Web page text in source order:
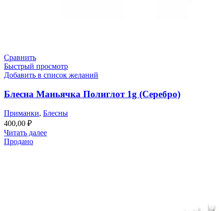
Сравнить
Быстрый просмотр
Добавить в список желаний
Блесна Маньячка Полиглот 1g (Серебро)
Приманки, Блесны
400,00 ₽
Читать далее
Продано